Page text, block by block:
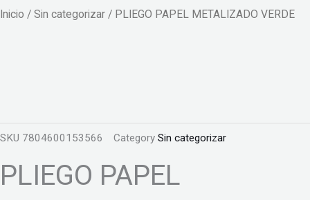
Inicio / Sin categorizar / PLIEGO PAPEL METALIZADO VERDE
SKU 7804600153566 Category Sin categorizar
PLIEGO PAPEL